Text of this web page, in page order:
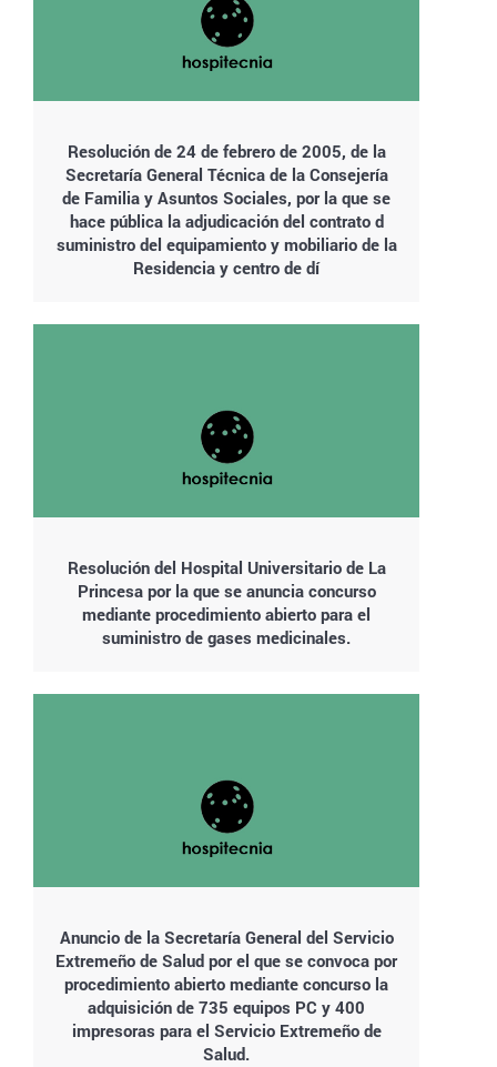
Resolución de 24 de febrero de 2005, de la
Secretaría General Técnica de la Consejería
de Familia y Asuntos Sociales, por la que se
hace pública la adjudicación del contrato d
suministro del equipamiento y mobiliario de la
Residencia y centro de dí
Resolución del Hospital Universitario de La
Princesa por la que se anuncia concurso
mediante procedimiento abierto para el
suministro de gases medicinales.
Anuncio de la Secretaría General del Servicio
Extremeño de Salud por el que se convoca por
procedimiento abierto mediante concurso la
adquisición de 735 equipos PC y 400
impresoras para el Servicio Extremeño de
Salud.